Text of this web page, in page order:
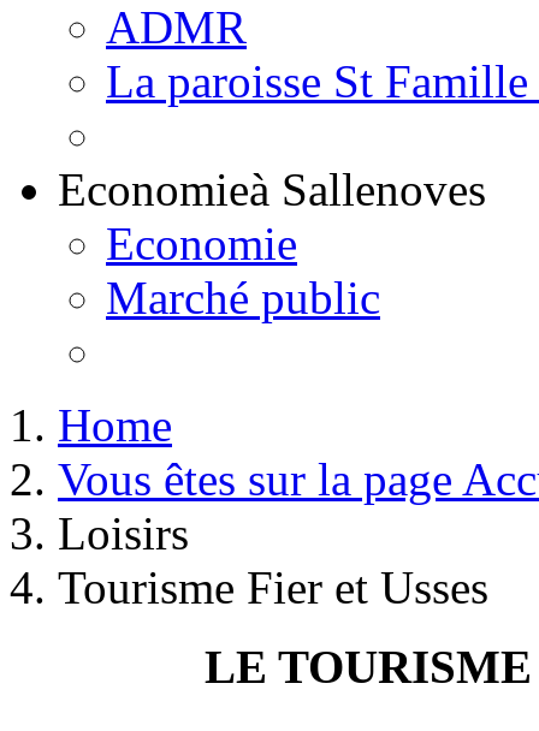
ADMR
La paroisse St
Economieà Sallenoves
Economie
Marché public
Home
Vous êtes sur la page
Loisirs
Tourisme Fier et Usses
LE